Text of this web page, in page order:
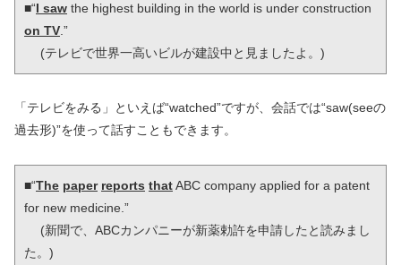
■“I saw
on TV.”
(テレビで世界一高いビルが建設中と見ましたよ。)
「テレビをみる」といえば“watched”ですが、会話では“saw(seeの
過去形)”を使って話すこともできます。
■“The paper reports that ABC company applied for a patent
for new medicine.”
た。)